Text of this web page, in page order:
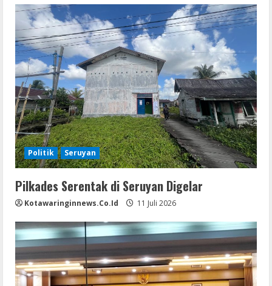
Politik Seruyan
Pilkades Serentak di Seruyan Digelar
Kotawaringinnews.co.id 11 Juli 2026